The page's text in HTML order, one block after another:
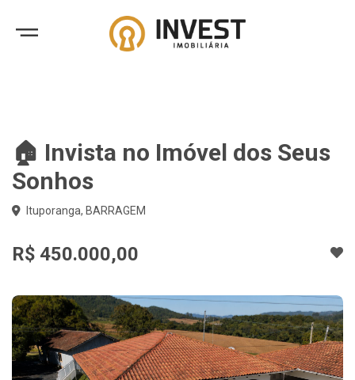
🏠 Invista no Imóvel dos Seus
Sonhos
Ituporanga, BARRAGEM
R$ 450.000,00